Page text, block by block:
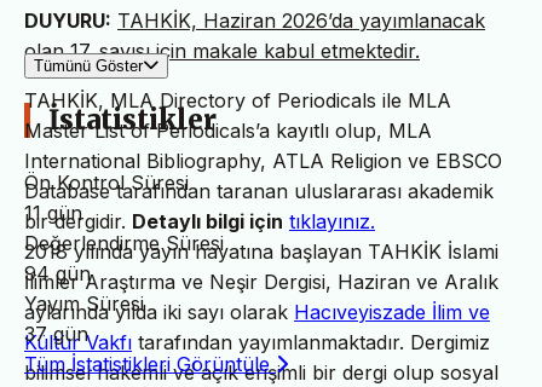
DUYURU: TAHKİK, Haziran 2026’da yayımlanacak
olan 17. sayısı için makale kabul etmektedir.
TAHKİK, MLA Directory of Periodicals ile MLA
Master List of Periodicals’a kayıtlı olup, MLA
International Bibliography, ATLA Religion ve EBSCO
Database tarafından taranan uluslararası akademik
bir dergidir. Detaylı bilgi için tıklayınız.
2018 yılında yayın hayatına başlayan TAHKİK İslami
İlimler Araştırma ve Neşir Dergisi, Haziran ve Aralık
aylarında yılda iki sayı olarak Hacıveyiszade İlim ve
Kültür Vakfı tarafından yayımlanmaktadır. Dergimiz
bilimsel hakemli ve açık erişimli bir dergi olup sosyal
Tümünü Göster
İstatistikler
Ön Kontrol Süresi
11 gün
Değerlendirme Süresi
94 gün
Yayım Süresi
37 gün
Tüm İstatistikleri Görüntüle